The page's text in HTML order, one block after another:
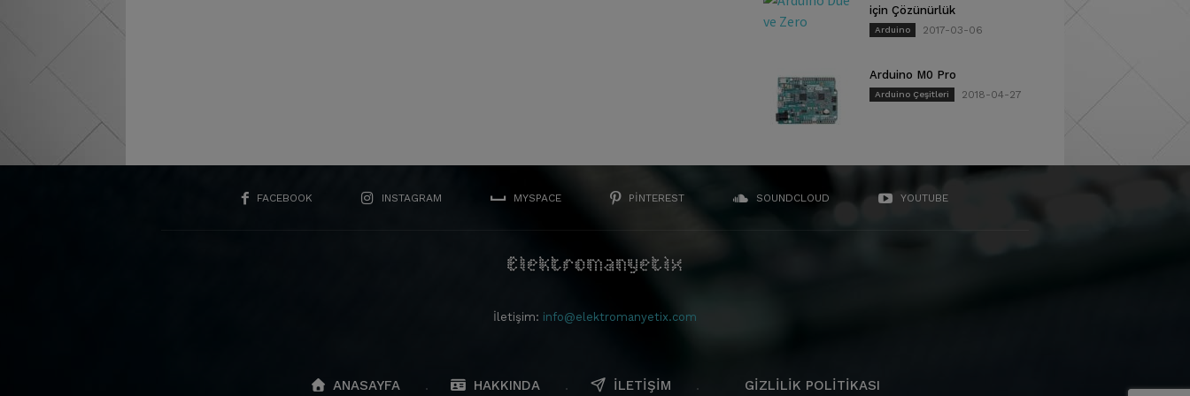
için Çözünürlük
Arduino 2017-03-06
Arduino M0 Pro
Arduino Çeşitleri 2018-04-27
FACEBOOK INSTAGRAM MYSPACE PINTEREST SOUNDCLOUD YOUTUBE
İletişim: info@elektromanyetix.com
ANASAYFA HAKKINDA İLETIŞIM GIZLILIK POLITIKASI